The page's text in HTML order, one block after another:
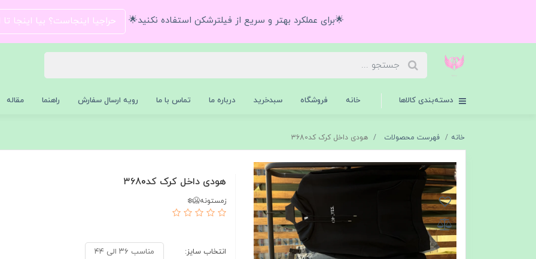
🌟برای عملکرد بهتر و سریع از فیلترشکن استفاده نکنید🌟 حراجیا اینجاست؟ بیا اینجا
دسته‌بندی کالاها خانه فروشگاه سبدخرید درباره ما تماس با ما رویه ارسال سفارش راهنما مقاله
خانه فهرست محصولات هودی داخل کرک کد۳۶80
هودی داخل کرک کد۳۶80
زمستونه🥶❄️
انتخاب سایز: مناسب ۳۶ الی ۴۴